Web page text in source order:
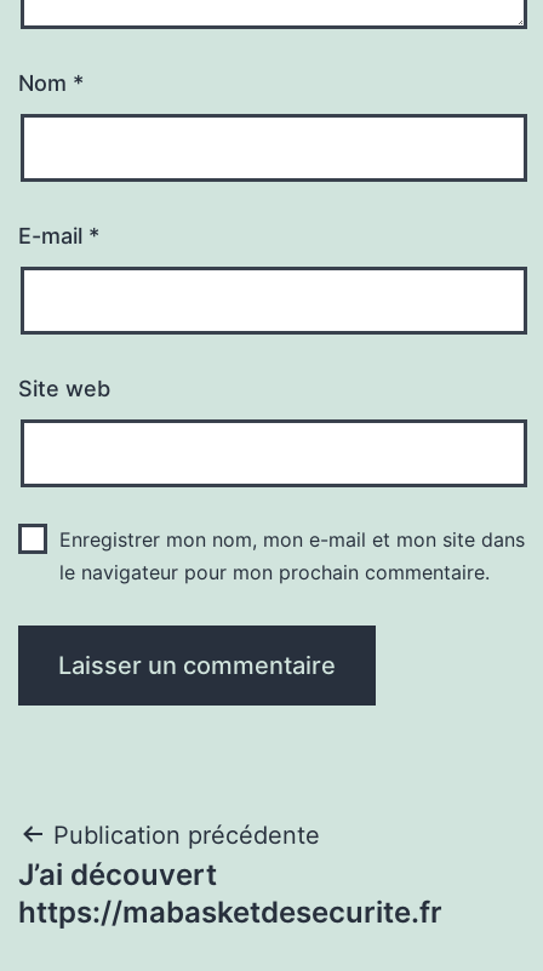
Nom *
E-mail *
Site web
Enregistrer mon nom, mon e-mail et mon site dans
le navigateur pour mon prochain commentaire.
Navigation
de
Publication précédente
J’ai découvert
https://mabasketdesecurite.fr